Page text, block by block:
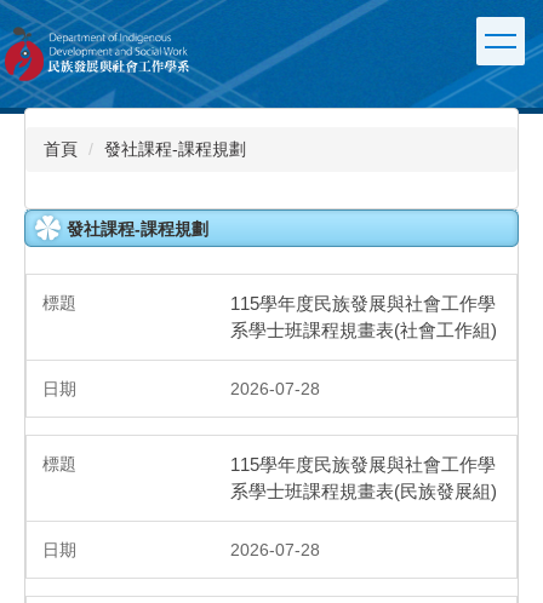
跳
到
主
要
內
首頁 發社課程-課程規劃
發社課程-課程規劃
115學年度民族發展與社會工作學
系學士班課程規畫表(社會工作組)
2026-07-28
115學年度民族發展與社會工作學
系學士班課程規畫表(民族發展組)
2026-07-28